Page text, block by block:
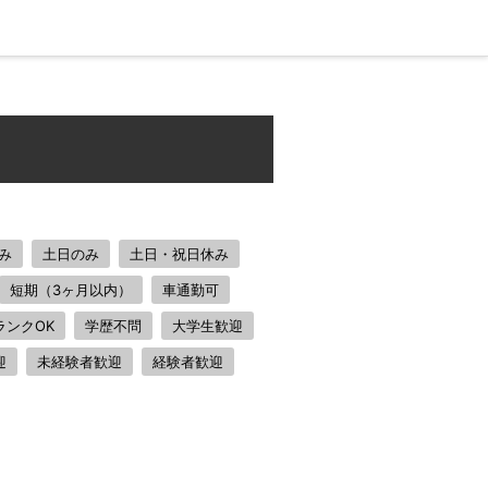
土日のみ 土日・祝日休み
短期（3ヶ月以内） 車通勤可
ンクOK 学歴不問 大学生歓迎
未経験者歓迎 経験者歓迎